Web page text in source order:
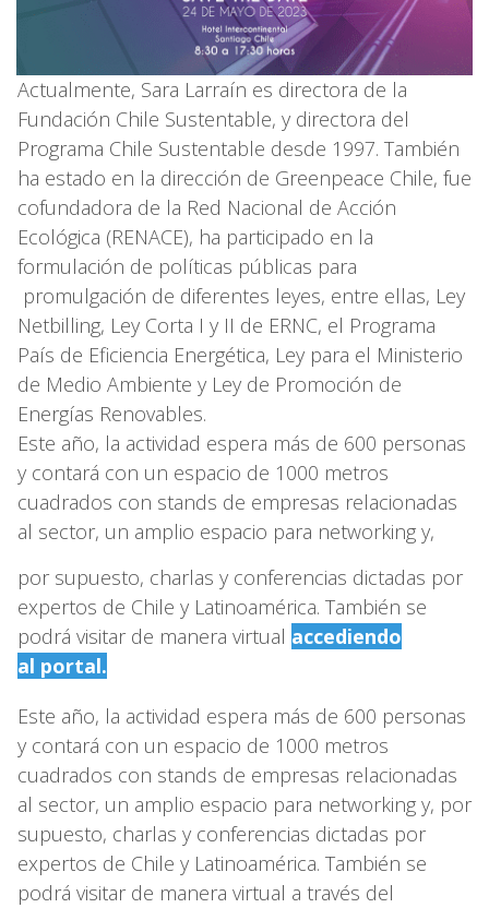
Actualmente, Sara Larraín es directora de la
Fundación Chile Sustentable, y directora del
Programa Chile Sustentable desde 1997. También
ha estado en la dirección de Greenpeace Chile, fue
cofundadora de la Red Nacional de Acción
Ecológica (RENACE), ha participado en la
formulación de políticas públicas para
promulgación de diferentes leyes, entre ellas, Ley
Netbilling, Ley Corta I y II de ERNC, el Programa
País de Eficiencia Energética, Ley para el Ministerio
de Medio Ambiente y Ley de Promoción de
Energías Renovables.
Este año, la actividad espera más de 600 personas
y contará con un espacio de 1000 metros
cuadrados con stands de empresas relacionadas
al sector, un amplio espacio para networking y,
por supuesto, charlas y conferencias dictadas por
expertos de Chile y Latinoamérica. También se
podrá visitar de manera virtual accediendo
al portal.
Este año, la actividad espera más de 600 personas
y contará con un espacio de 1000 metros
cuadrados con stands de empresas relacionadas
al sector, un amplio espacio para networking y, por
supuesto, charlas y conferencias dictadas por
expertos de Chile y Latinoamérica. También se
podrá visitar de manera virtual a través del